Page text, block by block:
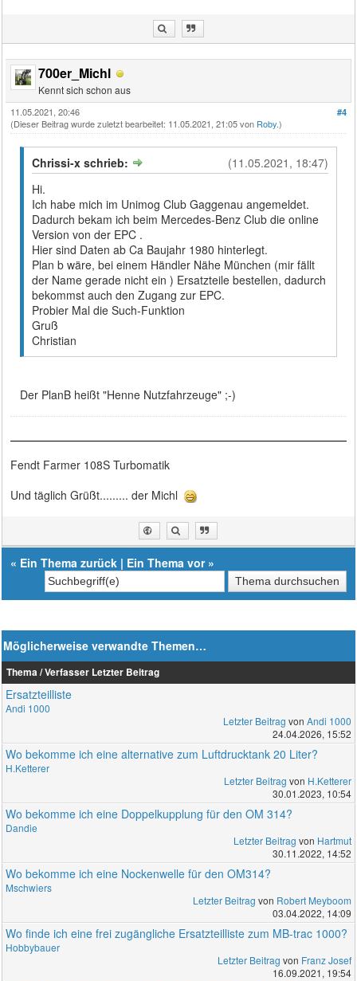
700er_Michl
Kennt sich schon aus
#4
11.05.2021, 20:46
(Dieser Beitrag wurde zuletzt bearbeitet: 11.05.2021, 21:05 von Roby.)
(11.05.2021, 18:47)
Chrissi-x schrieb:
Hi.
Ich habe mich im Unimog Club Gaggenau angemeldet.
Dadurch bekam ich beim Mercedes-Benz Club die online
Version von der EPC .
Hier sind Daten ab Ca Baujahr 1980 hinterlegt.
Plan b wäre, bei einem Händler Nähe München (mir fällt
der Name gerade nicht ein ) Ersatzteile bestellen, dadurch
bekommst auch den Zugang zur EPC.
Probier Mal die Such-Funktion
Gruß
Christian
Der PlanB heißt "Henne Nutzfahrzeuge" ;-)
Fendt Farmer 108S Turbomatik
Und täglich Grüßt......... der Michl
« Ein Thema zurück | Ein Thema vor»
Möglicherweise verwandte Themen…
Thema / Verfasser Letzter Beitrag
Ersatzteilliste
Andi 1000
Letzter Beitrag von Andi 1000
24.04.2026, 15:52
Wo bekomme ich eine alternative zum Luftdrucktank 20 Liter?
H.Ketterer
Letzter Beitrag von H.Ketterer
30.01.2023, 10:54
Wo bekomme ich eine Doppelkupplung für den OM 314?
Dandie
Letzter Beitrag von Hartmut
30.11.2022, 14:52
Wo bekomme ich eine Nockenwelle für den OM314?
Mschwiers
Letzter Beitrag von Robert Meyboom
03.04.2022, 14:09
Wo finde ich eine frei zugängliche Ersatzteilliste zum MB-trac 1000?
Hobbybauer
Letzter Beitrag von Franz Josef
16.09.2021, 19:54